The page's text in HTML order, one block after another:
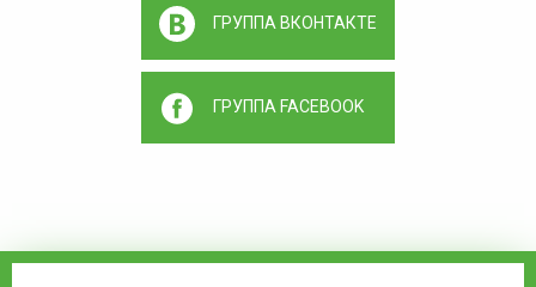
ГРУППА ВКОНТАКТЕ
ГРУППА FACEBOOK